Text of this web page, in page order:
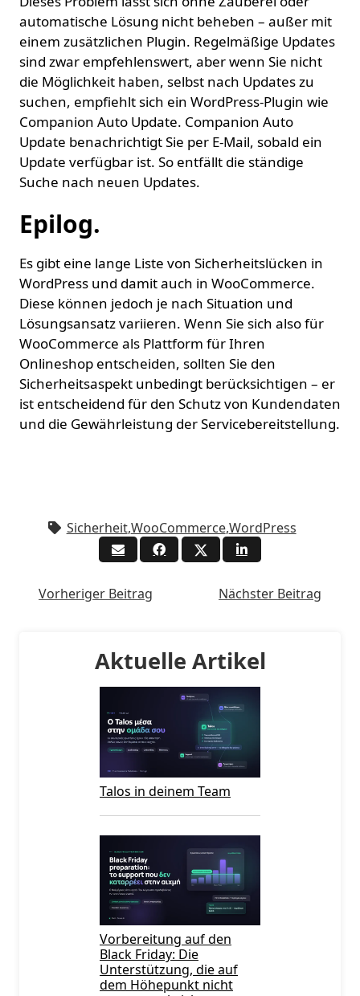
automatische Lösung nicht beheben – außer mit
einem zusätzlichen Plugin. Regelmäßige Updates
sind zwar empfehlenswert, aber wenn Sie nicht
die Möglichkeit haben, selbst nach Updates zu
suchen, empfiehlt sich ein WordPress-Plugin wie
Companion Auto Update. Companion Auto
Update benachrichtigt Sie per E-Mail, sobald ein
Update verfügbar ist. So entfällt die ständige
Suche nach neuen Updates.
Epilog.
Es gibt eine lange Liste von Sicherheitslücken in
WordPress und damit auch in WooCommerce.
Diese können jedoch je nach Situation und
Lösungsansatz variieren. Wenn Sie sich also für
WooCommerce als Plattform für Ihren
Onlineshop entscheiden, sollten Sie den
Sicherheitsaspekt unbedingt berücksichtigen – er
ist entscheidend für den Schutz von Kundendaten
und die Gewährleistung der Servicebereitstellung.
Sicherheit,WooCommerce,WordPress
Vorheriger Beitrag Nächster Beitrag
Aktuelle Artikel
Talos in deinem Team
Vorbereitung auf den
Black Friday: Die
Unterstützung, die auf
dem Höhepunkt nicht